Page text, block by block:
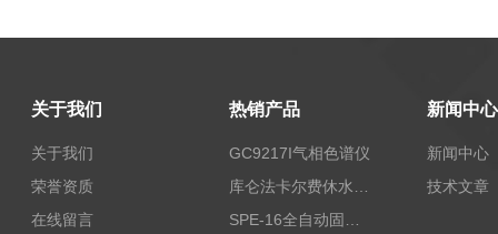
关于我们
关于我们
荣誉资质
在线留言
热销产品
GC9217I气相色谱仪
新闻中心
新闻中心
技术文章